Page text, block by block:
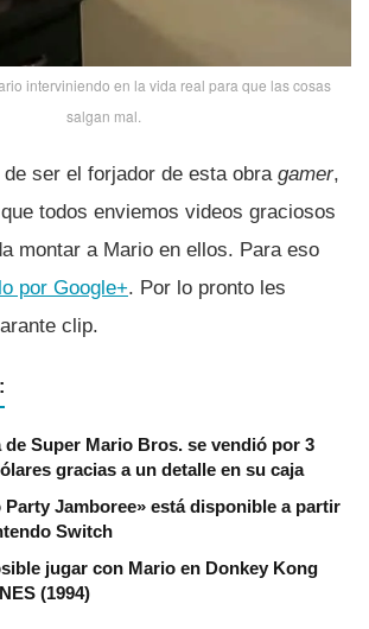
interviniendo en la vida real para que las cosas
salgan mal.
ser el forjador de esta obra gamer,
todos enviemos videos graciosos
montar a Mario en ellos. Para eso
por Google+. Por lo pronto les
clip.
de Super Mario Bros. se vendió por 3
gracias a un detalle en su caja
Party Jamboree» está disponible a partir
Switch
jugar con Mario en Donkey Kong
(1994)